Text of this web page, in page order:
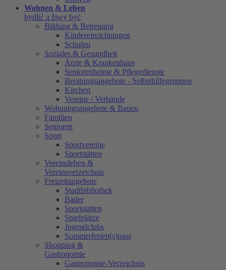
Wohnen & Leben
bydlić a žiwy być
Bildung & Betreuung
Kindereinrichtungen
Schulen
Soziales & Gesundheit
Ärzte & Krankenhaus
Seniorenheime & Pflegedienste
Beratungsangebote - Selbsthilfegruppen
Kirchen
Vereine / Verbände
Wohnungsangebote & Bauen
Familien
Senioren
Sport
Sportvereine
Sportstätten
Vereinsleben &
Vereinsverzeichnis
Freizeitangebote
Stadtbibliothek
Bäder
Sportstätten
Spielplätze
Jugendclubs
Sommerferien(s)pass
Shopping &
Gastronomie
Gastronomie-Verzeichnis